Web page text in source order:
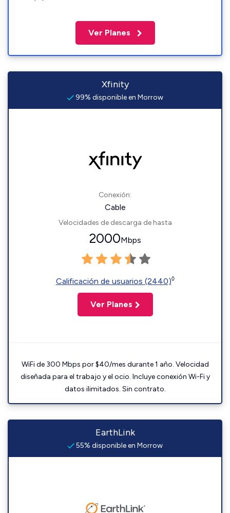
Ver Planes
Xfinity
99% disponible en Morrow
Conexión:
Cable
Velocidades de descarga de hasta
2000Mbps
Calificación de usuarios (2440)◊
Ver Planes
WiFi de 300 Mbps por $40/mes durante 1 año. Velocidad
diseñada para el trabajo y el ocio. Incluye conexión Wi-Fi y
datos ilimitados. Sin contrato.
EarthLink
55% disponible en Morrow